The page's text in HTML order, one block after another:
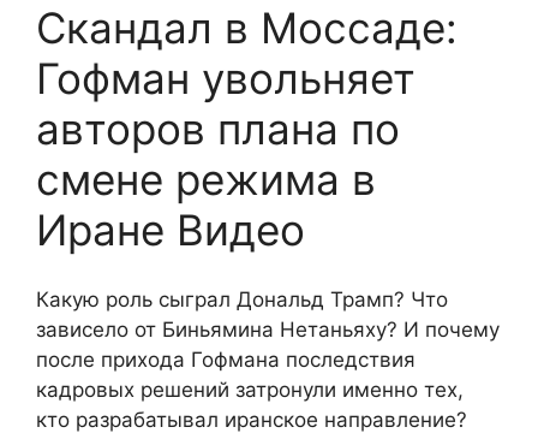
Скандал в Моссаде:
Гофман увольняет
авторов плана по
смене режима в
Иране Видео
Какую роль сыграл Дональд Трамп? Что
зависело от Биньямина Нетаньяху? И почему
после прихода Гофмана последствия
кадровых решений затронули именно тех,
кто разрабатывал иранское направление?